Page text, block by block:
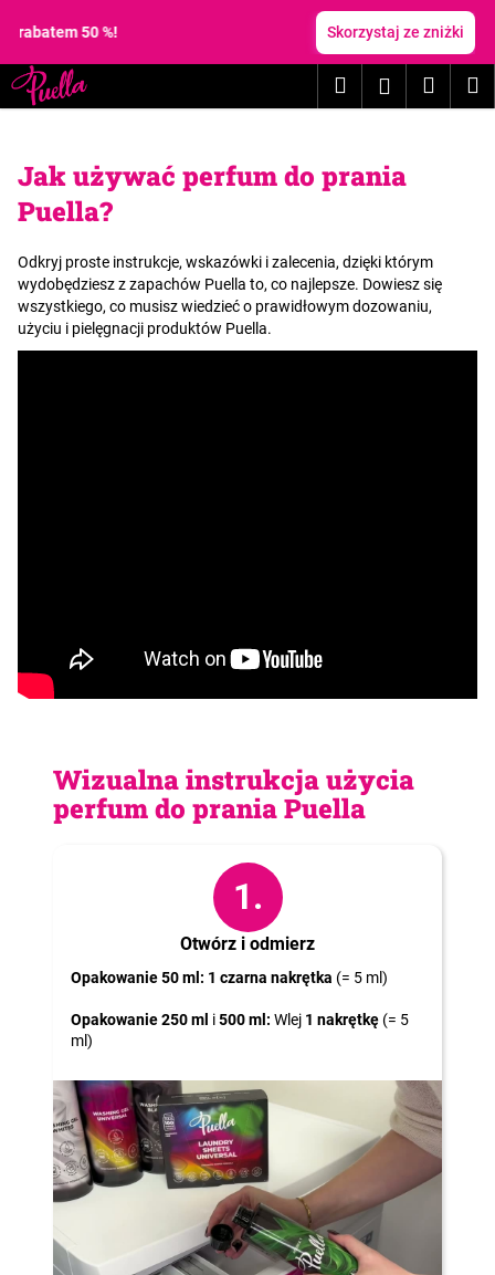
%! Skorzystaj ze zniżki
SzukajZaloguj
Jak używać perfum do prania
Puella?
Odkryj proste instrukcje, wskazówki i zalecenia, dzięki którym
wydobędziesz z zapachów Puella to, co najlepsze. Dowiesz się
wszystkiego, co musisz wiedzieć o prawidłowym dozowaniu,
użyciu i pielęgnacji produktów Puella.
Wizualna instrukcja użycia
perfum do prania Puella
1.
Otwórz i odmierz
Opakowanie 50 ml: 1 czarna nakrętka (= 5 ml)
Opakowanie 250 ml i500 ml: Wlej 1 nakrętkę (= 5
ml)
s
z powrotem
powrotem
C
e
g
s
z
u
k
P
o